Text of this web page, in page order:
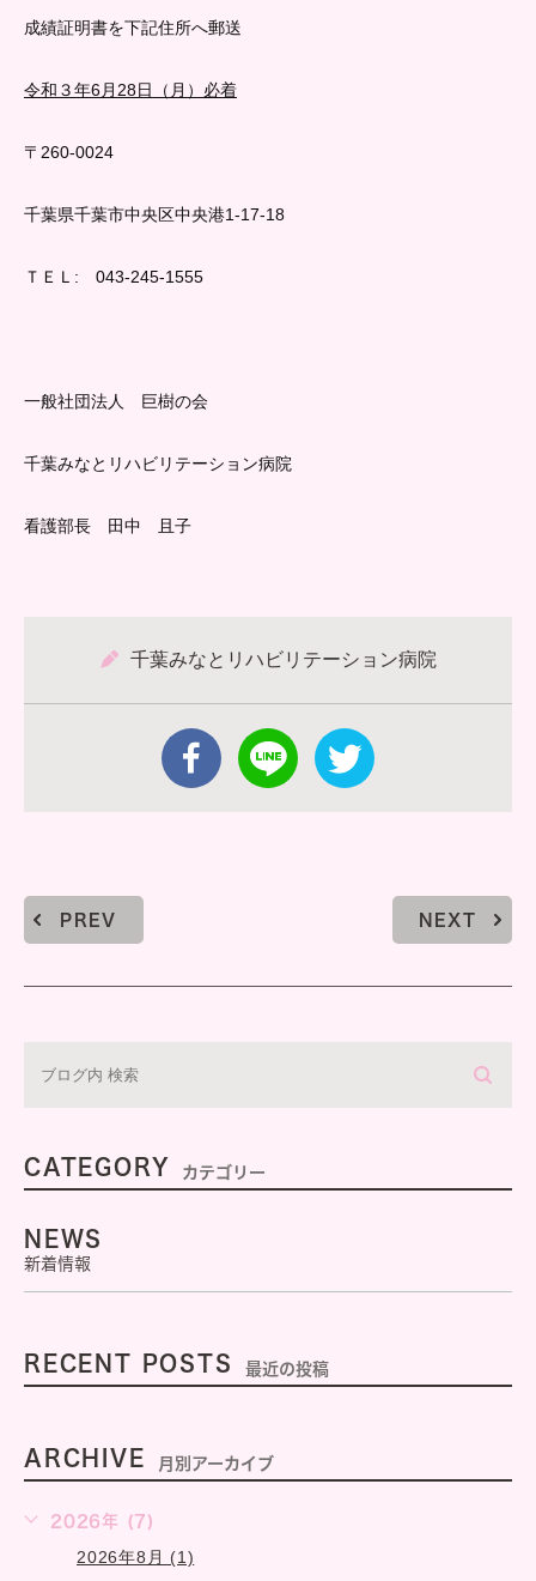
成績証明書を下記住所へ郵送
令和３年6月28日（月）必着
〒260-0024
千葉県千葉市中央区中央港1-17-18
ＴＥＬ: 043-245-1555
一般社団法人 巨樹の会
千葉みなとリハビリテーション病院
看護部長 田中 且子
千葉みなとリハビリテーション病院
PREV NEXT
CATEGORY カテゴリー
NEWS
新着情報
RECENT POSTS 最近の投稿
ARCHIVE 月別アーカイブ
2026年 (7)
2026年8月 (1)